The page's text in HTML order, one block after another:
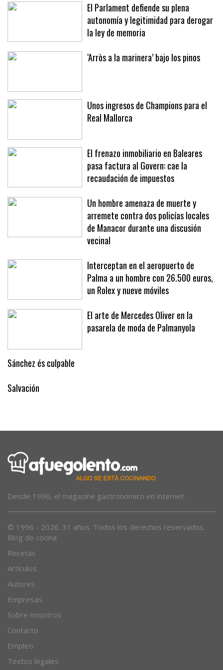
El Parlament defiende su plena
autonomía y legitimidad para derogar
la ley de memoria
‘Arròs a la marinera’ bajo los pinos
Unos ingresos de Champions para el
Real Mallorca
El frenazo inmobiliario en Baleares
pasa factura al Govern: cae la
recaudación de impuestos
Un hombre amenaza de muerte y
arremete contra dos policías locales
de Manacor durante una discusión
vecinal
Interceptan en el aeropuerto de
Palma a un hombre con 26.500 euros,
un Rolex y nueve móviles
El arte de Mercedes Oliver en la
pasarela de moda de Palmanyola
Sánchez és culpable
Salvación
Desde 1996, el magazine gastronómico en internet.
© 1996 - 2026. 31 años. Todos los derechos reservados.
Blog de cocina
Recetas
Artículos
Autores
Empresas
Sobre nosotros
Contacto
Empleo
Textos legales